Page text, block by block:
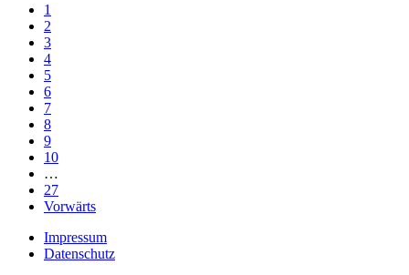
1
2
3
4
5
6
7
8
9
10
…
27
Vorwärts
Impressum
Datenschutz